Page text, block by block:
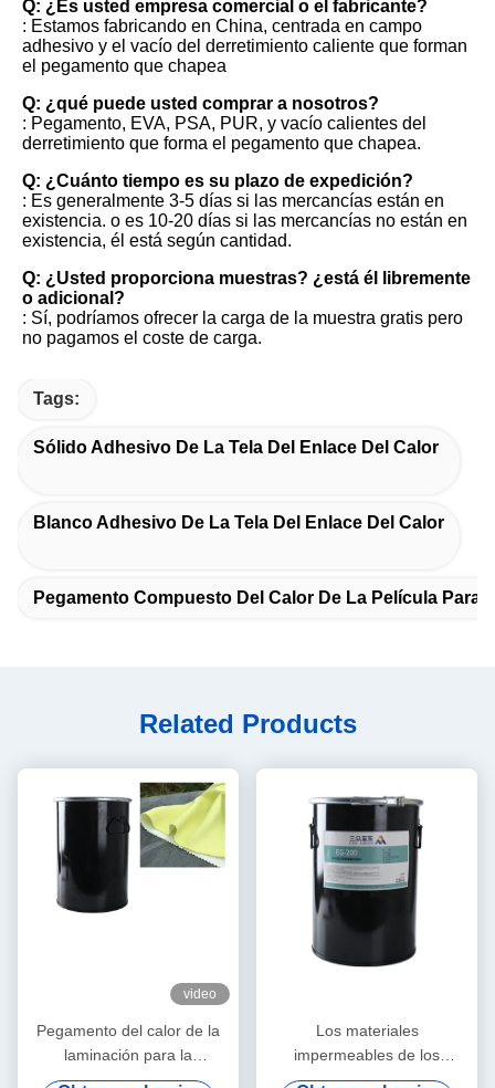
Q: ¿Es usted empresa comercial o el fabricante?
: Estamos fabricando en China, centrada en campo
adhesivo y el vacío del derretimiento caliente que forman
el pegamento que chapea
Q: ¿qué puede usted comprar a nosotros?
: Pegamento, EVA, PSA, PUR, y vacío calientes del
derretimiento que forma el pegamento que chapea.
Q: ¿Cuánto tiempo es su plazo de expedición?
: Es generalmente 3-5 días si las mercancías están en
existencia. o es 10-20 días si las mercancías no están en
existencia, él está según cantidad.
Q: ¿Usted proporciona muestras? ¿está él libremente
o adicional?
: Sí, podríamos ofrecer la carga de la muestra gratis pero
no pagamos el coste de carga.
Tags:
Sólido Adhesivo De La Tela Del Enlace Del Calor
Blanco Adhesivo De La Tela Del Enlace Del Calor
Pegamento Compuesto Del Calor De La Película Para
Related Products
video
Pegamento del calor de la
laminación para la
laminación estable de la
Los materiales
impermeables de los
zapatos calientan el